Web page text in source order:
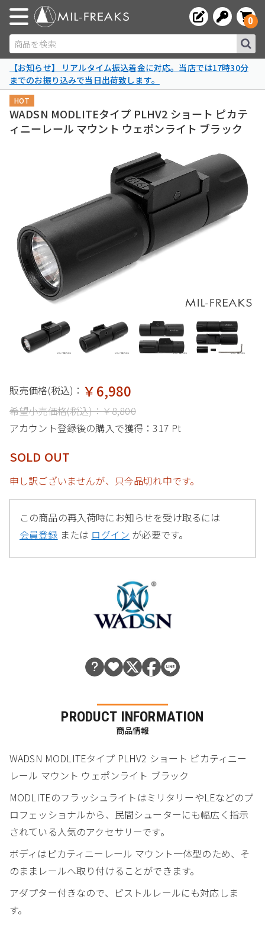
商品を検索
0
【お知らせ】 リアルタイム振込着金に対応。当店では17時30分
までのお振り込みで当日出荷致します。
HOT
WADSN MODLITEタイプ PLHV2 ショート ピカテ
ィニーレール マウント ウェポンライト ブラック
販売価格(税込)： ￥6,980
希望小売価格(税込)：￥8,800
アカウント登録後の購入で獲得：317 Pt
SOLD OUT
申し訳ございませんが、只今品切れ中です。
この商品の再入荷時にお知らせを受け取るには
会員登録 または ログイン が必要です。
PRODUCT INFORMATION
商品情報
WADSN MODLITEタイプ PLHV2 ショート ピカティニー
レール マウント ウェポンライト ブラック
MODLITEのフラッシュライトはミリタリーやLEなどのプ
ロフェッショナルから、民間シューターにも幅広く指示
されている人気のアクセサリーです。
ボディはピカティニーレール マウント一体型のため、そ
のままレールへ取り付けることができます。
アダプター付きなので、ピストルレールにも対応しま
す。